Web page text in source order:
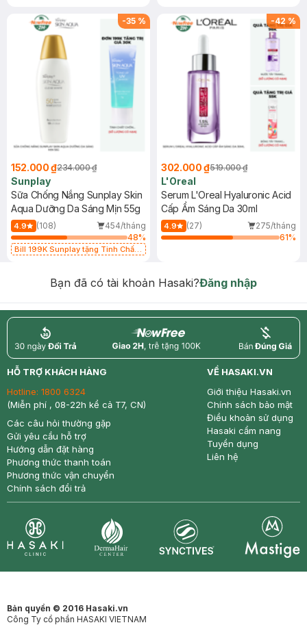
-35 %
152.000 ₫234.000 ₫
Sunplay
Sữa Chống Nắng Sunplay Skin
Aqua Dưỡng Da Sáng Mịn 55g
4.9 (108)
454/tháng
48%
Bill 199K Sunplay tặng Tinh Chất
-42 %
302.000 ₫519.000 ₫
L'Oreal
Serum L'Oreal Hyaluronic Acid
Cấp Ẩm Sáng Da 30ml
4.9 (27)
275/tháng
61%
Bạn đã có tài khoản Hasaki?Đăng nhập
return nowfree price
HỖ TRỢ KHÁCH HÀNG
Hotline: 1800 6324
(Miễn phí , 08-22h kể cả T7, CN)
Các câu hỏi thường gặp
Gửi yêu cầu hỗ trợ
Hướng dẫn đặt hàng
Phương thức thanh toán
Phương thức vận chuyển
Chính sách đổi trả
VỀ HASAKI.VN
Giới thiệu Hasaki.vn
Chính sách bảo mật
Điều khoản sử dụng
Hasaki cẩm nang
Tuyển dụng
Liên hệ
Bản quyền © 2016 Hasaki.vn
Công Ty cổ phần HASAKI VIETNAM